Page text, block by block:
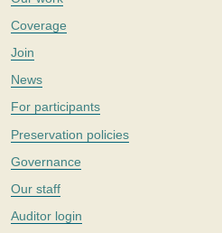
Coverage
Join
News
For participants
Preservation policies
Governance
Our staff
Auditor login